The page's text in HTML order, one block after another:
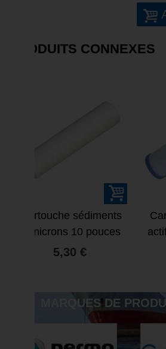
PRODUITS CONNEXES
Cartouche sédiments
5 microns 10 pouces
5,30 €
MARQUES DE